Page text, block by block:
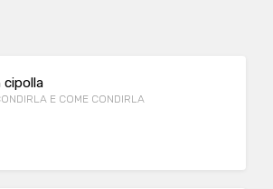
cipolla
E COME CONDIRLA